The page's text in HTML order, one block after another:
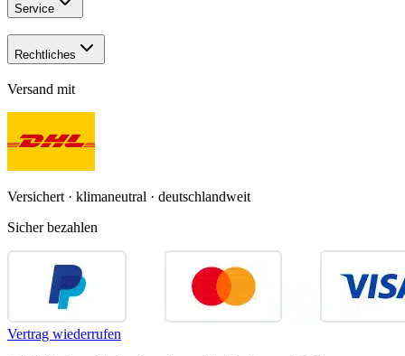
Service
Rechtliches
Versand mit
Versichert · klimaneutral · deutschlandweit
Sicher bezahlen
Vertrag wiederrufen